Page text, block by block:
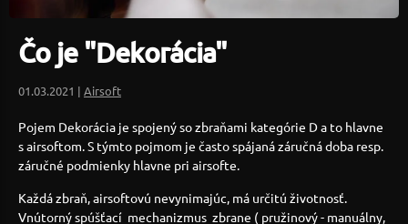
Čo je "Dekorácia"
01.03.2021 | Airsoft
Pojem Dekorácia je spojený so zbraňami kategórie D a to hlavne
s airsoftom. S týmto pojmom je často spájaná záručná doba resp.
záručné podmienky hlavne pri airsofte.
Každá zbraň, airsoftovú nevynimajúc, má určitú životnosť.
Vnútorný spúšťací mechanizmus zbrane ( pružinový - manuálny,